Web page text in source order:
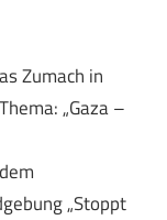
Zumach in
„Gaza –
„Stoppt